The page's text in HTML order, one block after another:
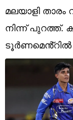
Lifestyle
world
Technology
Web Story
മലയാളി
നിന്ന് പുറത്ത്.
ടൂർണമെൻ്റിൽ